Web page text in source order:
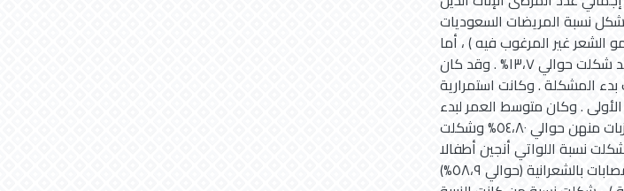
نسبة المريضات السعوديات
) نمو الشعر غير المرغوب فيه ) ، أما
نسبة غير السعوديات من مختلف الجنسيات فقد شكلت حوالي ۱۳،۷% . وقد كان
۲۲،۱۰ + ٧،٥٩ سنة وقت بدء المشكلة . وكانت استمرارية
سنة وقت الزيارة الأولى . وكان متوسط العمر لبدء
الإحاضة لديهن ۱۲،۷۰ ۱۰۲ سنة . وقد شكلت نسبة العازبات منهن حوالي ٥٤،٨٠% وشكلت
نسبة اللواتي أنجين أطفالا
حوالي ٦٩،٧٠% من المتزوجات قط . أكثر من نصف المصابات بالشعرانية (حوالي ٥٨،٩%)